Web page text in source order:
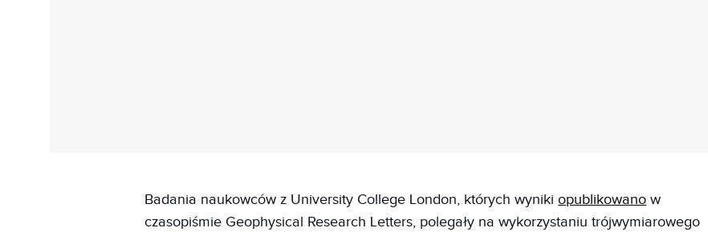
Badania naukowców z University College London, których wynikiopublikowano w
czasopiśmie Geophysical Research Letters, polegały na wykorzystaniu trójwymiarowego